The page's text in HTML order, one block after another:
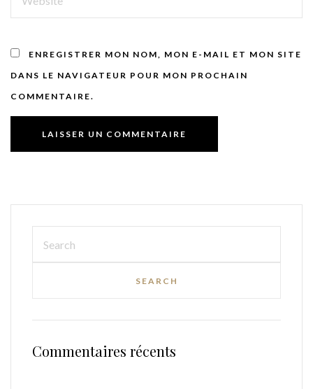
ENREGISTRER MON NOM, MON E-MAIL ET MON SITE
DANS LE NAVIGATEUR POUR MON PROCHAIN
COMMENTAIRE.
Commentaires récents